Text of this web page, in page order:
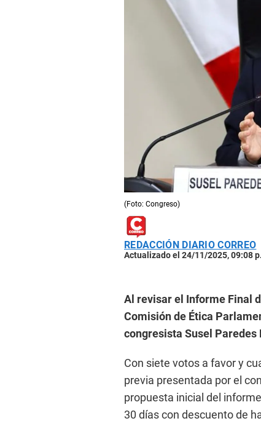
(Foto: Congreso)
REDACCIÓN DIARIO CORREO
Actualizado el 24/11/2025, 09:08
Al revisar el Informe Final
Comisión de Ética
congresista Susel
Con siete votos a favor y
previa presentada por el
propuesta inicial del
30 días con descuento de